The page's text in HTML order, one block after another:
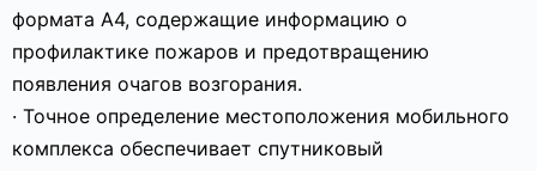
формата А4, содержащие информацию о
профилактике пожаров и предотвращению
появления очагов возгорания.
· Точное определение местоположения мобильного
комплекса обеспечивает спутниковый